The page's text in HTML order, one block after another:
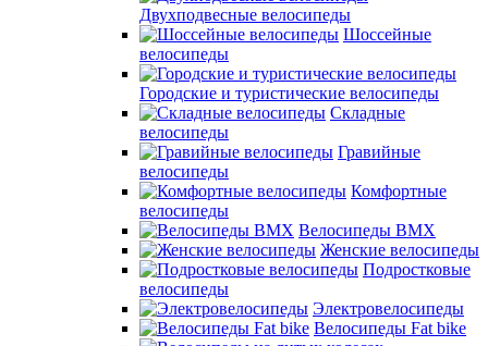
Двухподвесные велосипеды
Шоссейные
велосипеды
Городские и туристические велосипеды
Складные
велосипеды
Гравийные
велосипеды
Комфортные
велосипеды
Велосипеды BMX
Женские велосипеды
Подростковые
велосипеды
Электровелосипеды
Велосипеды Fat bike